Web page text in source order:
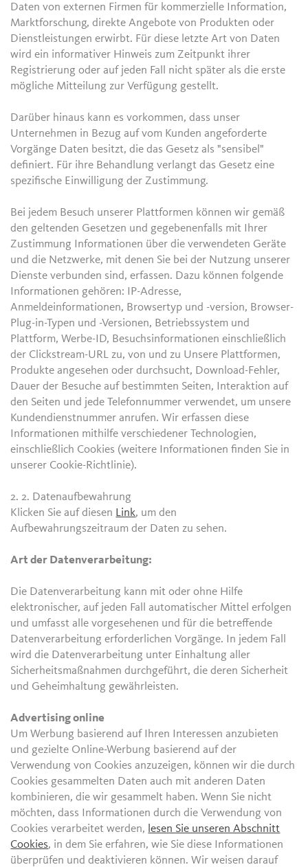
Daten von externen Firmen für kommerzielle Information,
Marktforschung, direkte Angebote von Produkten oder
Dienstleistungen erwirbt. Für diese letzte Art von Daten
wird ein informativer Hinweis zum Zeitpunkt ihrer
Registrierung oder auf jeden Fall nicht später als die erste
mögliche Mitteilung zur Verfügung gestellt.
Darüber hinaus kann es vorkommen, dass unser
Unternehmen in Bezug auf vom Kunden angeforderte
Vorgänge Daten besitzt, die das Gesetz als "sensibel"
definiert. Für ihre Behandlung verlangt das Gesetz eine
spezifische Einwilligung der Zustimmung.
Bei jedem Besuch unserer Plattformen können wir gemäß
den geltenden Gesetzen und gegebenenfalls mit Ihrer
Zustimmung Informationen über die verwendeten Geräte
und die Netzwerke, mit denen Sie bei der Nutzung unserer
Dienste verbunden sind, erfassen. Dazu können folgende
Informationen gehören: IP-Adresse,
Anmeldeinformationen, Browsertyp und -version, Browser-
Plug-in-Typen und -Versionen, Betriebssystem und
Plattform, Werbe-ID, Besuchsinformationen einschließlich
der Clickstream-URL zu, von und zu Unsere Plattformen,
Produkte angesehen oder durchsucht, Download-Fehler,
Dauer der Besuche auf bestimmten Seiten, Interaktion auf
den Seiten und jede Telefonnummer verwendet, um unsere
Kundendienstnummer anrufen. Wir erfassen diese
Informationen mithilfe verschiedener Technologien,
einschließlich Cookies (weitere Informationen finden Sie in
unserer Cookie-Richtlinie).
2. 2. Datenaufbewahrung
Klicken Sie auf diesen Link, um den
Aufbewahrungszeitraum der Daten zu sehen.
Art der Datenverarbeitung:
Die Datenverarbeitung kann mit oder ohne Hilfe
elektronischer, auf jeden Fall automatischer Mittel erfolgen
und umfasst alle vorgesehenen und für die betreffende
Datenverarbeitung erforderlichen Vorgänge. In jedem Fall
wird die Datenverarbeitung unter Einhaltung aller
Sicherheitsmaßnahmen durchgeführt, die deren Sicherheit
und Geheimhaltung gewährleisten.
Advertising online
Um Werbung basierend auf Ihren Interessen anzubieten
und gezielte Online-Werbung basierend auf der
Verwendung von Cookies anzuzeigen, können wir die durch
Cookies gesammelten Daten auch mit anderen Daten
kombinieren, die wir gesammelt haben. Wenn Sie nicht
möchten, dass Informationen durch die Verwendung von
Cookies verarbeitet werden, lesen Sie unseren Abschnitt
Cookies, in dem Sie erfahren, wie Sie diese Informationen
überprüfen und deaktivieren können. Wir weisen darauf